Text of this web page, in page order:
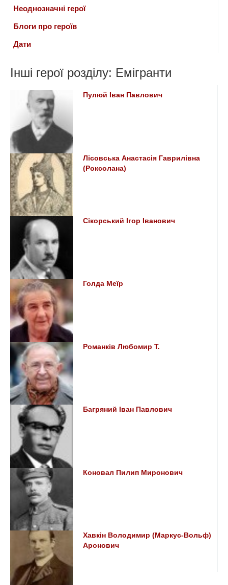
Неоднозначні герої
Блоги про героїв
Дати
Інші герої розділу: Емігранти
Пулюй Іван Павлович
Лісовська Анастасія Гаврилівна
(Роксолана)
Сікорський Ігор Іванович
Голда Меїр
Романків Любомир Т.
Багряний Іван Павлович
Коновал Пилип Миронович
Хавкін Володимир (Маркус-Вольф)
Аронович